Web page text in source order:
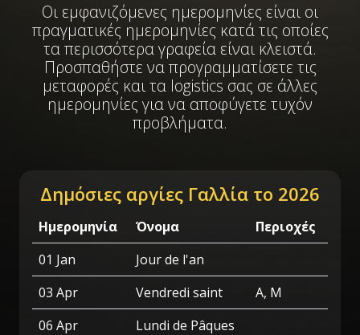
Οι εμφανιζόμενες ημερομηνίες είναι οι
πραγματικές ημερομηνίες κατά τις οποίες
τα περισσότερα γραφεία είναι κλειστά.
Προσπαθήστε να προγραμματίσετε τις
μεταφορές και τα logistics σας σε άλλες
ημερομηνίες για να αποφύγετε τυχόν
προβλήματα.
Δημόσιες αργίες Γαλλία το 2026
Ημερομηνία Όνομα
Περιοχές
01 Jan
Jour de l'an
03 Apr
Vendredi saint
A, M
06 Apr
Lundi de Pâques